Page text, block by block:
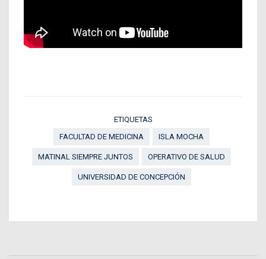
ETIQUETAS
FACULTAD DE MEDICINA
ISLA MOCHA
MATINAL SIEMPRE JUNTOS OPERATIVO DE SALUD
UNIVERSIDAD DE CONCEPCIÓN